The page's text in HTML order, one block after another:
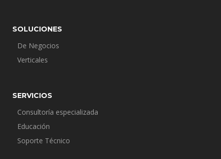
SOLUCIONES
De Negocios
Verticales
SERVICIOS
Consultoría especializada
Educación
Soporte Técnico